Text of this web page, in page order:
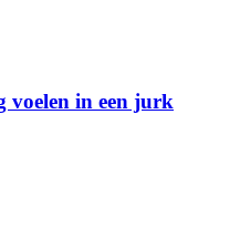
voelen in een jurk